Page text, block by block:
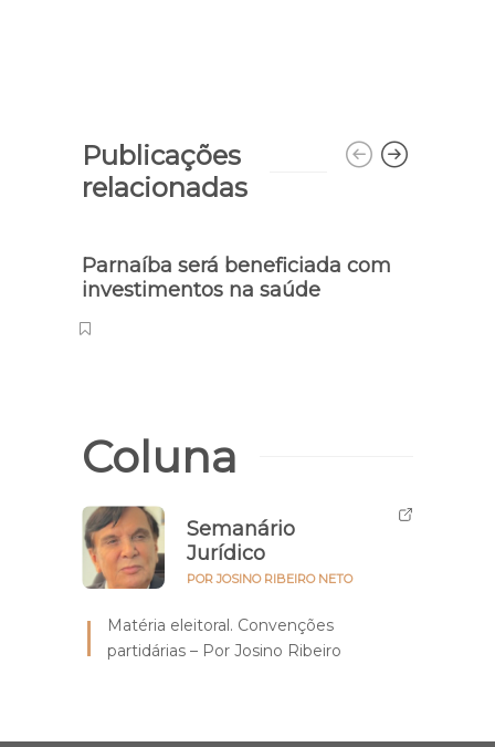
Publicações
relacionadas
Parnaíba será beneficiada com
investimentos na saúde
Coluna
Semanário
Jurídico
POR JOSINO RIBEIRO NETO
Matéria eleitoral. Convenções
partidárias – Por Josino Ribeiro